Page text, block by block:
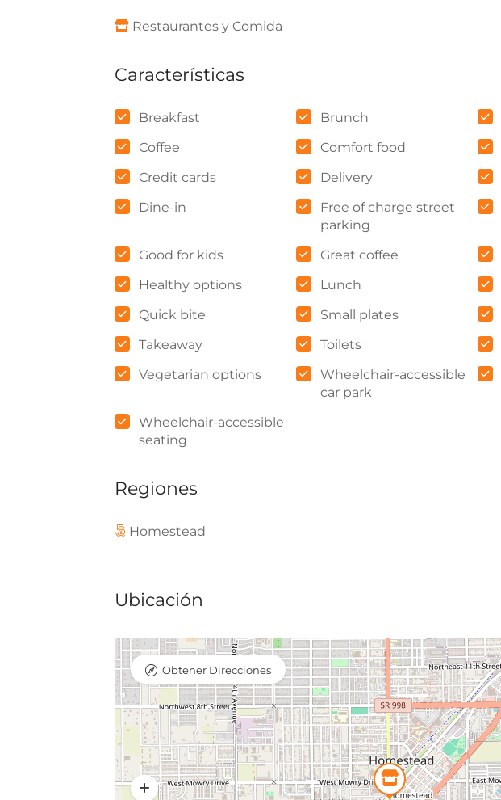
Restaurantes y Comida
Características
Breakfast Brunch
Coffee
Comfort food
Credit cards
Delivery
Dine-in
Free of charge street
parking
Good for kids Great coffee
Healthy options
Lunch
Quick bite
Small plates
Takeaway
Toilets
Vegetarian options
Wheelchair-accessible
car park
Wheelchair-accessible
seating
Regiones
Homestead
Ubicación
Obtener Direcciones